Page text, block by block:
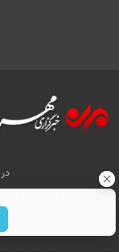
a Creative Commons